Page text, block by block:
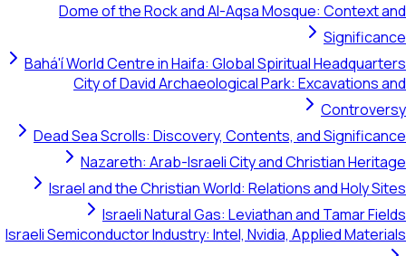
Dome of the Rock and Al-Aqsa Mosque: Context and
Significance
Bahá'í World Centre in Haifa: Global Spiritual Headquarters
City of David Archaeological Park: Excavations and
Controversy
Dead Sea Scrolls: Discovery, Contents, and Significance
Nazareth: Arab-Israeli City and Christian Heritage
Israel and the Christian World: Relations and Holy Sites
Israeli Natural Gas: Leviathan and Tamar Fields
Israeli Semiconductor Industry: Intel, Nvidia, Applied Materials